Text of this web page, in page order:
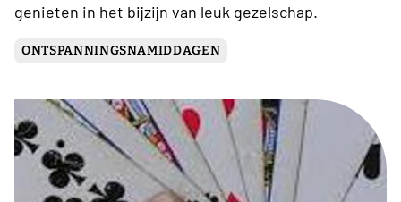
genieten in het bijzijn van leuk gezelschap.
ONTSPANNINGSNAMIDDAGEN